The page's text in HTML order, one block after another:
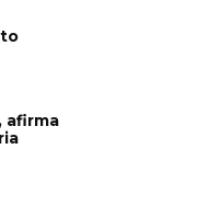
afirma